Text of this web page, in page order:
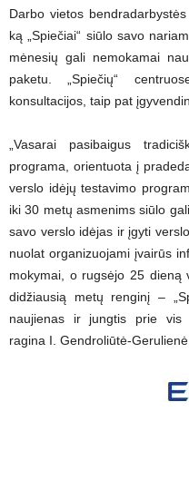
Darbo vietos
ką „Spiečiai“ siūlo savo
mėnesių gali nemokamai
paketu. „Spiečių“
konsultacijos, taip pat
„Vasarai pasibaigus
programa, orientuota į
verslo idėjų testavimo
iki 30 metų asmenims siūlo
savo verslo idėjas ir įgyti
nuolat organizuojami įvairūs
mokymai, o rugsėjo 25 dieną
didžiausią metų renginį –
naujienas ir jungtis prie vis
ragina I. Gendroliūtė-